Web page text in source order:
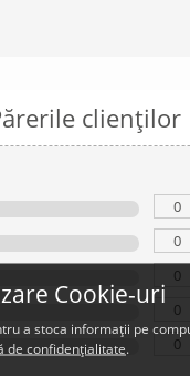
clienților
0
0
0
0
0
Cookie-uri
a stoca informații pe
de confidențialitate.